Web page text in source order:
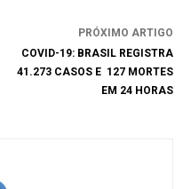
PRÓXIMO ARTIGO
COVID-19: BRASIL REGISTRA
41.273 CASOS E 127 MORTES
EM 24 HORAS